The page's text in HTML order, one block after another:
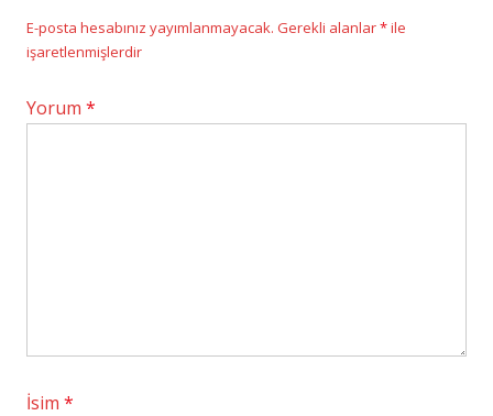
E-posta hesabınız yayımlanmayacak. Gerekli alanlar*ile
işaretlenmişlerdir
Yorum *
İsim *